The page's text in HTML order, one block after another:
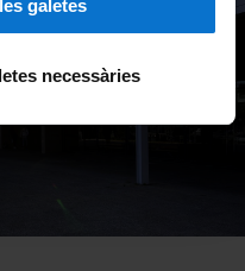
galetes
necessàries
al 24